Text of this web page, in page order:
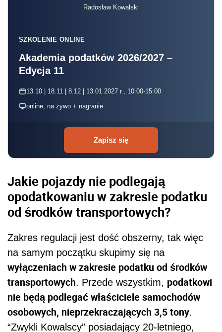
Radosław Kowalski
SZKOLENIE ONLINE
Akademia podatków 2026/2027 –
Edycja 11
13.10 | 18.11 | 8.12 | 13.01.2027 r., 10:00-15:00
online, na żywo + nagranie
Zapisz się
Jakie pojazdy nie podlegają
opodatkowaniu w zakresie podatku
od środków transportowych?
Zakres regulacji jest dość obszerny, tak więc
na samym początku skupimy się na
wyłączeniach w zakresie podatku od środków
transportowych. Przede wszystkim, podatkowi
nie będą podlegać właściciele samochodów
osobowych, nieprzekraczających 3,5 tony.
“Zwykli Kowalscy” posiadający 20-letniego,